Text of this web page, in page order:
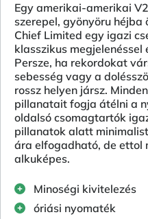
Egy amerikai-amerikai
szerepel, gyönyöru héjba
Chief Limited egy igazi
klasszikus megjelenéssel
Persze, ha rekordokat
sebesség vagy a
rossz helyen jársz.
pillanatait fogja átélni a
oldalsó csomagtartók
pillanatok alatt
ára elfogadható, de ettol
alkuképes.
Minoségi kivitelezés
óriási nyomaték